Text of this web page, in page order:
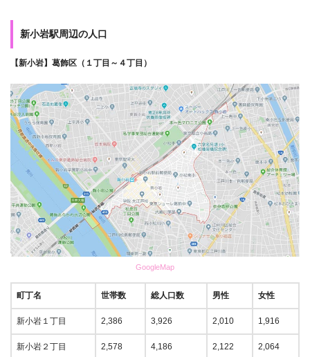
新小岩駅周辺の人口
【新小岩】葛飾区（１丁目～４丁目）
GoogleMap
町丁名 世帯数 総人口数 男性 女性
新小岩１丁目 2,386 3,926 2,010 1,916
新小岩２丁目 2,578 4,186 2,122 2,064